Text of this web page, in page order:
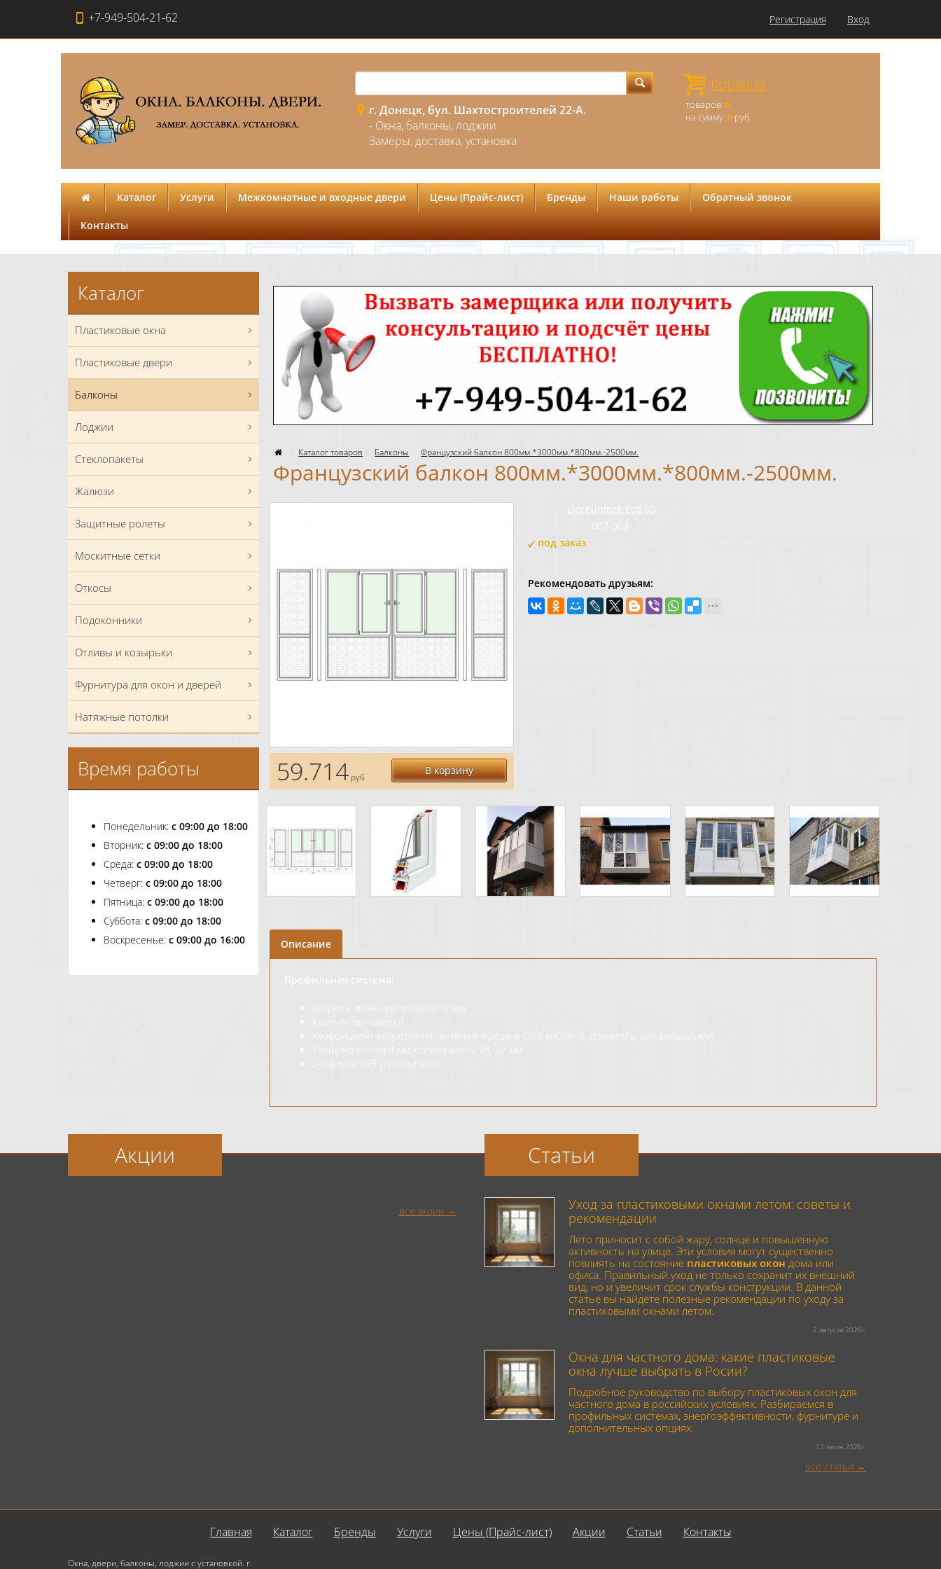
+7-949-504-21-62 Регистрация Вход
г. Донецк, бул. Шахтостроителей 22-А.
- Окна, балконы, лоджии
Замеры, доставка, установка
Корзина
товаров: 0
на сумму: 0руб
Каталог Услуги Межкомнатные и входные двери Цены (Прайс-лист) Бренды Наши работы Обратный звонок
Контакты
Каталог товаров Балконы Французский балкон 800мм.*3000мм.*800мм.-2500мм.
Французский балкон 800мм.*3000мм.*800мм.-2500мм.
59.714руб
В корзину
Deceuninck Eco 60
002-003
под заказ
Рекомендовать друзьям:
Описание
Ширина оконного профиля 60мм
Каталог
Пластиковые окна
Пластиковые двери
Балконы
Лоджии
Стеклопакеты
Жалюзи
Защитные ролеты
Москитные сетки
Откосы
Подоконники
Отливы и козырьки
Фурнитура для окон и дверей
Натяжные потолки
Время работы
Понедельник: с 09:00 до 18:00
Вторник: с 09:00 до 18:00
Среда: с 09:00 до 18:00
Четверг: с 09:00 до 18:00
Пятница: с 09:00 до 18:00
Суббота: с 09:00 до 18:00
Воскресенье: с 09:00 до 16:00
Акции
все акции
Статьи
Уход за пластиковыми окнами летом: советы и
рекомендации
Лето приносит с собой жару, солнце и повышенную
активность на улице. Эти условия могут существенно
повлиять на состояние пластиковых окон дома или
офиса. Правильный уход не только сохранит их внешний
вид, но и увеличит срок службы конструкции. В данной
статье вы найдете полезные рекомендации по уходу за
пластиковыми окнами летом.
2 августа 2026г.
Окна для частного дома: какие пластиковые
окна лучше выбрать в Росии?
Подробное руководство по выбору пластиковых окон для
частного дома в российских условиях. Разбираемся в
профильных системах, энергоэффективности, фурнитуре и
дополнительных опциях.
12 июля 2026г.
все статьи
Главная Каталог Бренды Услуги Цены (Прайс-лист) Акции Статьи Контакты
Окна, двери, балконы, лоджии с установкой. г.